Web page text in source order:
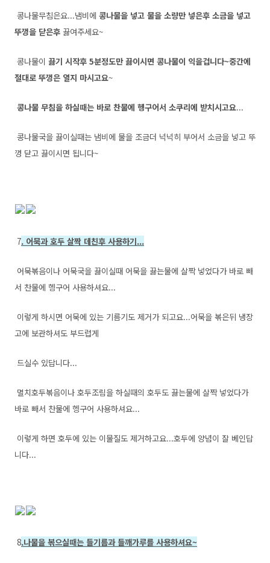
콩나물무침은요...냄비에 콩나물을 넣고 물을 소량만 넣은후 소금을 넣고
뚜껑을 닫은후 끓여주세요~
콩나물이 끓기 시작후 5분정도만 끓이시면 콩나물이 익을겁니다~중간에
절대로 뚜껑은 열지 마시고요~
콩나물 무침을 하실때는 바로 찬물에 헹구어서 소쿠리에 받치시고요...
콩나물국을 끓이실때는 냄비에 물을 조금더 넉넉히 부어서 소금을 넣고 뚜
껑 닫고 끓이시면 됩니다~
7. 어묵과 호두 살짝 데친후 사용하기...
어묵볶음이나 어묵국을 끓이실때 어묵을 끓는물에 살짝 넣었다가 바로 빼
서 찬물에 헹구어 사용하셔요...
이렇게 하시면 어묵에 있는 기름기도 제거가 되고요...어묵을 볶은뒤 냉장
고에 보관하셔도 부드럽게
드실수 있답니다...
멸치호두볶음이나 호두조림을 하실때의 호두도 끓는물에 살짝 넣었다가
바로 빼서 찬물에 헹구어 사용하셔요...
이렇게 하면 호두에 있는 이물질도 제거하고요...호두에 양념이 잘 베인답
니다...
8.나물을 볶으실때는 들기름과 들깨가루를 사용하셔요~